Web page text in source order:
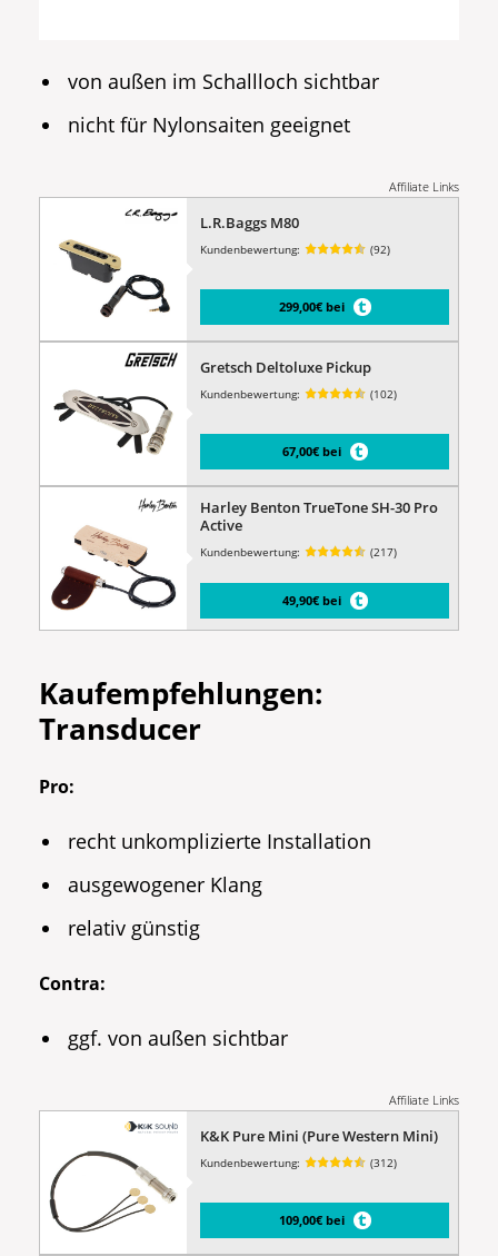
von außen im Schallloch sichtbar
nicht für Nylonsaiten geeignet
Affiliate Links
L.R.Baggs M80
Kundenbewertung: (92)
299,00€ bei
Gretsch Deltoluxe Pickup
Kundenbewertung: (102)
67,00€ bei
Harley Benton TrueTone SH-30 Pro
Active
Kundenbewertung: (217)
49,90€ bei
Kaufempfehlungen:
Transducer
Pro:
recht unkomplizierte Installation
ausgewogener Klang
relativ günstig
Contra:
ggf. von außen sichtbar
Affiliate Links
K&K Pure Mini (Pure Western Mini)
Kundenbewertung: (312)
109,00€ bei